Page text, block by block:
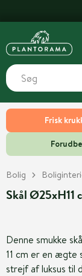
Frisk
Bolig
Skål Ø25xH11
Denne smukke
11 cm er en ægte
strejf af luksus til